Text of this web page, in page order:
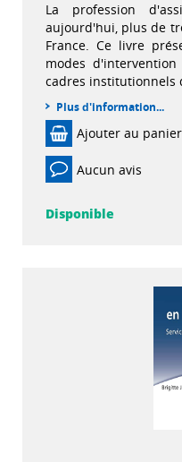
La profession
aujourd'hui, plus de
France. Ce livre
modes
cadres institutionnels
Plus d'information...
Ajouter au panier
Aucun avis
Disponible